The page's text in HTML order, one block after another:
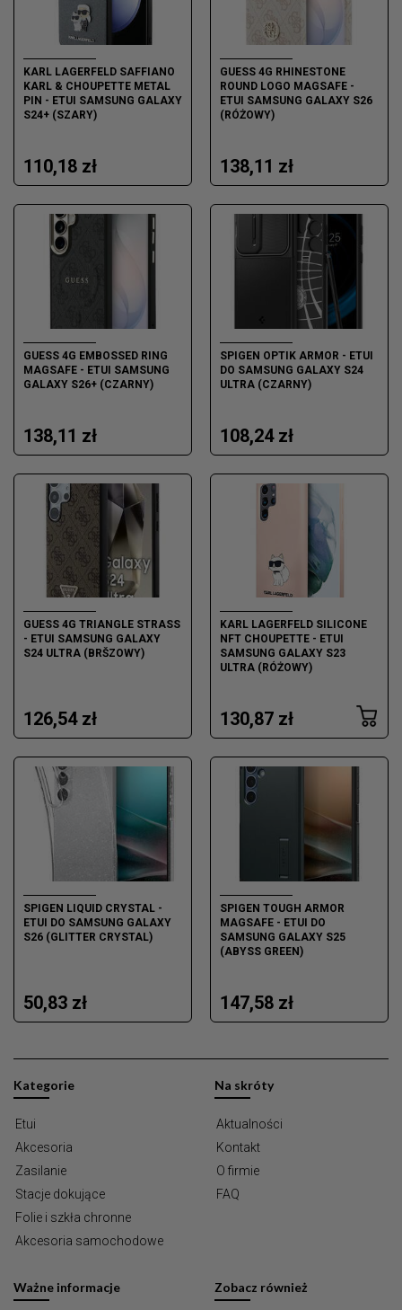
KARL LAGERFELD SAFFIANO
KARL & CHOUPETTE METAL
PIN - ETUI SAMSUNG GALAXY
S24+ (SZARY)
110,18 zł
GUESS 4G RHINESTONE
ROUND LOGO MAGSAFE -
ETUI SAMSUNG GALAXY S26
(RÓŻOWY)
138,11 zł
GUESS 4G EMBOSSED RING
MAGSAFE - ETUI SAMSUNG
GALAXY S26+ (CZARNY)
138,11 zł
SPIGEN OPTIK ARMOR - ETUI
DO SAMSUNG GALAXY S24
ULTRA (CZARNY)
108,24 zł
GUESS 4G TRIANGLE STRASS
- ETUI SAMSUNG GALAXY
S24 ULTRA (BRŠZOWY)
126,54 zł
KARL LAGERFELD SILICONE
NFT CHOUPETTE - ETUI
SAMSUNG GALAXY S23
ULTRA (RÓŻOWY)
130,87 zł
SPIGEN LIQUID CRYSTAL -
ETUI DO SAMSUNG GALAXY
S26 (GLITTER CRYSTAL)
50,83 zł
SPIGEN TOUGH ARMOR
MAGSAFE - ETUI DO
SAMSUNG GALAXY S25
(ABYSS GREEN)
147,58 zł
Kategorie
Etui
Akcesoria
Zasilanie
Stacje dokujące
Folie i szkła chronne
Akcesoria samochodowe
Na skróty
Aktualności
Kontakt
O firmie
FAQ
Ważne informacje Zobacz również